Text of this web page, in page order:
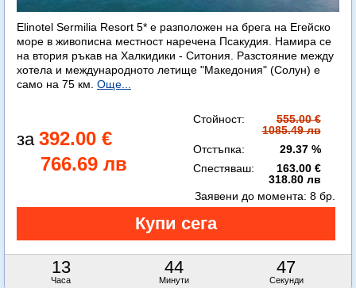
Elinotel Sermilia Resort 5* е разположен на брега на Егейско
море в живописна местност наречена Псакудия. Намира се
на втория ръкав на Халкидики - Ситония. Разстояние между
хотела и международното летище "Македония" (Солун) е
само на 75 км. Още...
392.00 €
766.69 лв
Стойност:
555.00 €
1085.49 лв
Отстъпка:
29.37 %
Спестяваш:
163.00 €
318.80 лв
13
Часа
44
Минути
45
Секунди
Заявени до момента: 8 бр.